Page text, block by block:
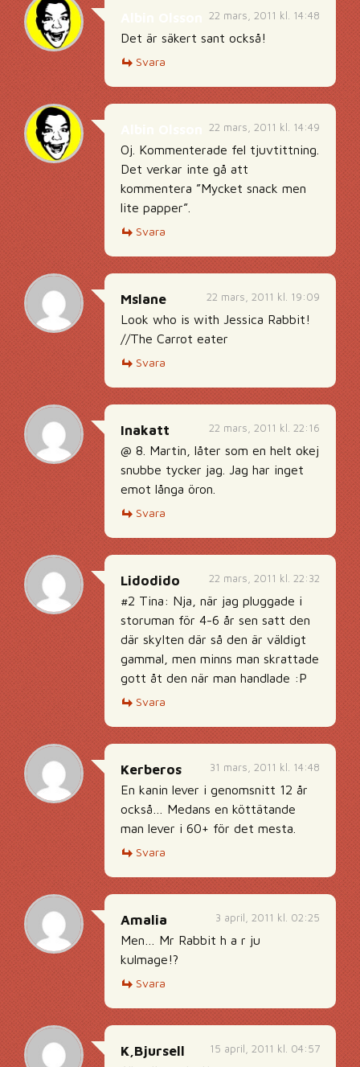
22 mars, 2011 kl. 14:48
Det är säkert sant också!
Svara
22 mars, 2011 kl. 14:49
Oj. Kommenterade fel tjuvtittning.
Det verkar inte gå att
kommentera ”Mycket snack men
lite papper”.
Svara
22 mars, 2011 kl. 19:09
Mslane
Look who is with Jessica Rabbit!
//The Carrot eater
Svara
22 mars, 2011 kl. 22:16
Inakatt
@ 8. Martin, låter som en helt okej
snubbe tycker jag. Jag har inget
emot långa öron.
Svara
22 mars, 2011 kl. 22:32
Lidodido
#2 Tina: Nja, när jag pluggade i
storuman för 4-6 år sen satt den
där skylten där så den är väldigt
gammal, men minns man skrattade
gott åt den när man handlade :P
Svara
31 mars, 2011 kl. 14:48
Kerberos
En kanin lever i genomsnitt 12 år
också… Medans en köttätande
man lever i 60+ för det mesta.
Svara
3 april, 2011 kl. 02:25
Amalia
Men… Mr Rabbit h a r ju
kulmage!?
Svara
15 april, 2011 kl. 04:57
K,Bjursell